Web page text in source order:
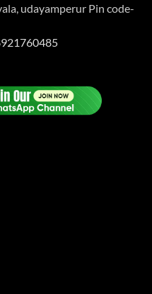
udayamperur Pin code-